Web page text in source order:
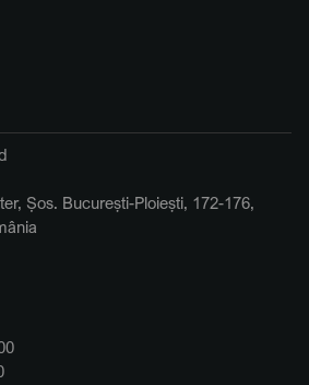
Șos. București-Ploiești, 172-176,